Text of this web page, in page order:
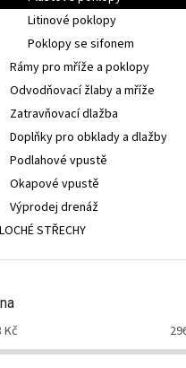
Litinové poklopy
Poklopy se sifonem
Rámy pro mříže a poklopy
Odvodňovací žlaby a mříže
Zatravňovací dlažba
Doplňky pro obklady a dlažby
Podlahové vpustě
Okapové vpustě
Výprodej drenáž
STŘECHY
Kč